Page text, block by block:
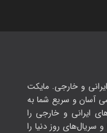
و خارجی. مایکت
آسان و سریع شما به
ایرانی و خارجی را
سریال‌های روز دنیا را